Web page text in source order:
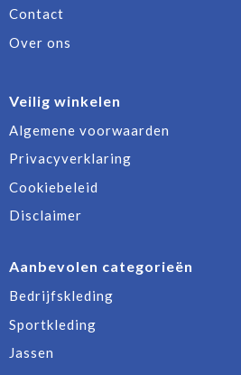
Contact
Over ons
Veilig winkelen
Algemene voorwaarden
Privacyverklaring
Cookiebeleid
Disclaimer
Aanbevolen categorieën
Bedrijfskleding
Sportkleding
Jassen